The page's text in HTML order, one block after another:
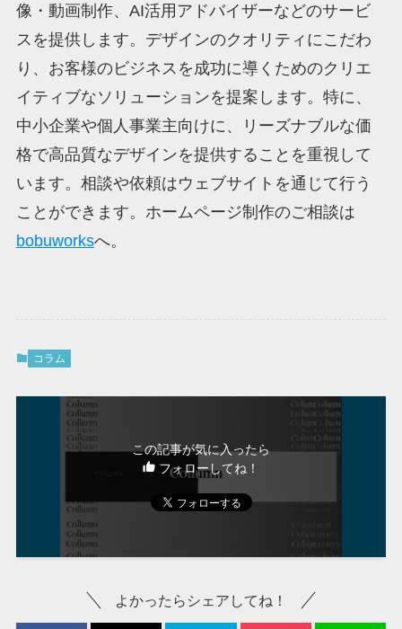
像・動画制作、AI活用アドバイザーなどのサービ
スを提供します。デザインのクオリティにこだわ
り、お客様のビジネスを成功に導くためのクリエ
イティブなソリューションを提案します。特に、
中小企業や個人事業主向けに、リーズナブルな価
格で高品質なデザインを提供することを重視して
います。相談や依頼はウェブサイトを通じて行う
ことができます。ホームページ制作のご相談は
bobuworksへ。
コラム
この記事が気に入ったら
フォローしてね！
よかったらシェアしてね！